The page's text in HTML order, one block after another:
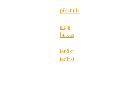
pīkstulis
ateja
birkas
ienākt
iedirst